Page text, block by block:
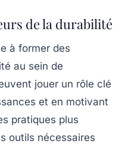
de la durabilité
à former des
au sein de
jouer un rôle clé
et en motivant
pratiques plus
outils nécessaires